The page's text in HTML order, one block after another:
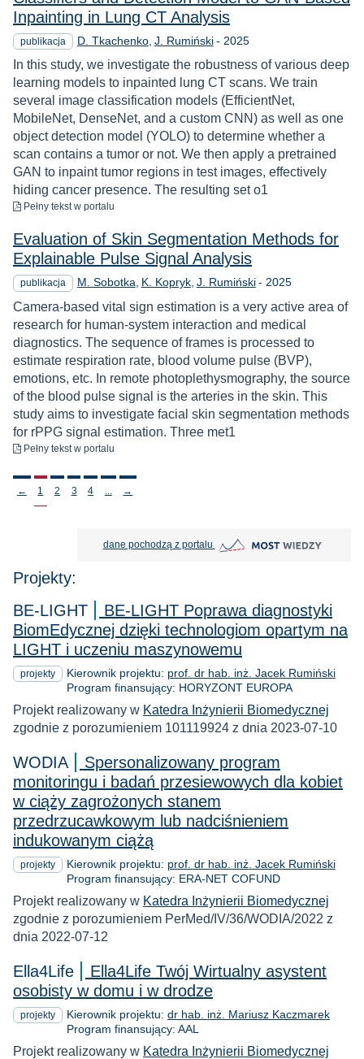
Inpainting in Lung CT Analysis
publikacja D. Tkachenko J. Rumiński - Rok
2025
In this study, we investigate the robustness of various deep
learning models to inpainted lung CT scans. We train
several image classification models (EfficientNet,
MobileNet, DenseNet, and a custom CNN) as well as one
object detection model (YOLO) to determine whether a
scan contains a tumor or not. We then apply a pretrained
GAN to inpaint tumor regions in test images, effectively
hiding cancer presence. The resulting set o1
Pełny tekstdo pobrania
w portalu
Evaluation of Skin Segmentation Methods for
Explainable Pulse Signal Analysis
publikacja M. Sobotka K. Kopryk J. Rumiński - Rok
2025
Camera-based vital sign estimation is a very active area of
research for human-system interaction and medical
diagnostics. The sequence of frames is processed to
estimate respiration rate, blood volume pulse (BVP),
emotions, etc. In remote photoplethysmography, the source
of the blood pulse signal is the arteries in the skin. This
study aims to investigate facial skin segmentation methods
for rPPG signal estimation. Three met1
Pełny tekst do pobrania
w portalu
Stronicowanie
← 1 2 3 4 →
dane pochodzą z portalu MOST Wiedzy otwiera się w
Projekty:
BE-LIGHT
BE-LIGHT Poprawa diagnostyki
BiomEdycznej dzięki technologiom opartym na
LIGHT i uczeniu maszynowemu
projekty Kierownik projektu: prof. dr hab. inż. Jacek Rumiński
Program finansujący: HORYZONT EUROPA
Projekt realizowany w Katedra Inżynierii Biomedycznej
zgodnie z porozumieniem 101119924 z dnia 2023-07-10
WODIA
Spersonalizowany program
monitoringu i badań przesiewowych dla kobiet
w ciąży zagrożonych stanem
przedrzucawkowym lub nadciśnieniem
indukowanym ciążą
projekty Kierownik projektu: prof. dr hab. inż. Jacek Rumiński
Program finansujący: ERA-NET COFUND
Projekt realizowany w Katedra Inżynierii Biomedycznej
zgodnie z porozumieniem PerMed/IV/36/WODIA/2022 z
dnia 2022-07-12
Ella4Life
Ella4Life Twój Wirtualny asystent
osobisty w domu i w drodze
projekty Kierownik projektu: dr hab. inż. Mariusz Kaczmarek
Program finansujący: AAL
Projekt realizowany w Katedra Inżynierii Biomedycznej